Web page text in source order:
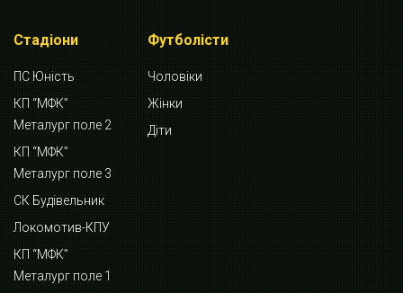
Стадіони
ПС Юність
КП “МФК”
Металург поле 2
КП “МФК”
Металург поле 3
СК Будівельник
Локомотив-КПУ
КП “МФК”
Металург поле 1
Футболісти
Чоловіки
Жінки
Діти